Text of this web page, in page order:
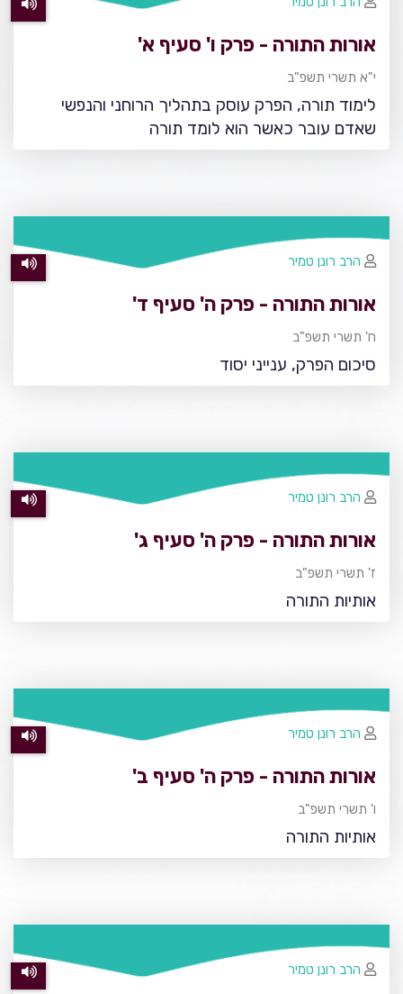
אורות התורה - פרק ו' סעיף א'
י"א תשרי תשפ"ב
לימוד תורה, הפרק עוסק בתהליך הרוחני והנפשי
שאדם עובר כאשר הוא לומד תורה
אורות התורה - פרק ה' סעיף ד'
ח' תשרי תשפ"ב
סיכום הפרק, ענייני יסוד
הרב רונן טמיר
אורות התורה - פרק ה' סעיף ג'
ז' תשרי תשפ"ב
אותיות התורה
הרב רונן טמיר
אורות התורה - פרק ה' סעיף ב'
ו' תשרי תשפ"ב
אותיות התורה
הרב רונן טמיר
הרב רונן טמיר